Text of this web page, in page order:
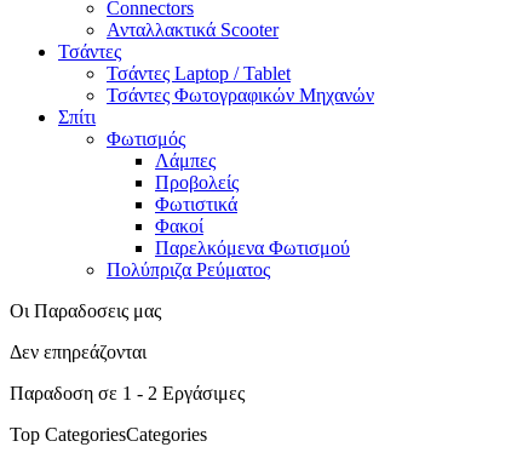
Connectors
Ανταλλακτικά Scooter
Τσάντες
Τσάντες Laptop / Tablet
Τσάντες Φωτoγραφικών Μηχανών
Σπίτι
Φωτισμός
Λάμπες
Προβολείς
Φωτιστικά
Φακοί
Παρελκόμενα Φωτισμού
Πολύπριζα Ρεύματος
Οι Παραδοσεις μας
Δεν επηρεάζονται
Παραδοση σε 1 - 2 Εργάσιμες
Top CategoriesCategories